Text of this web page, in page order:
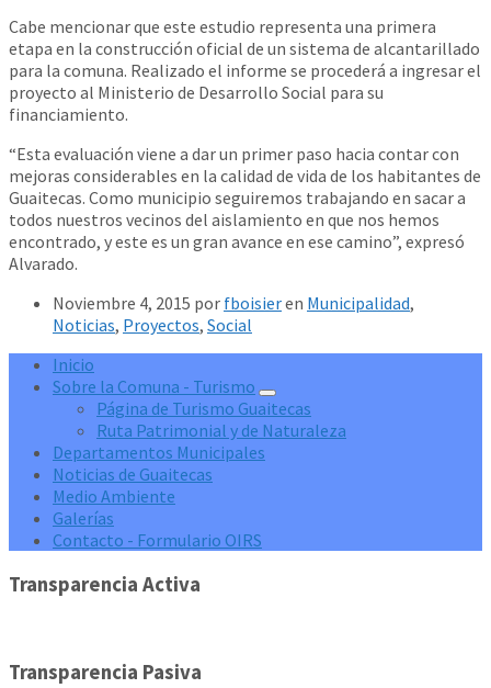
Cabe mencionar que este estudio representa una primera
etapa en la construcción oficial de un sistema de alcantarillado
para la comuna. Realizado el informe se procederá a ingresar el
proyecto al Ministerio de Desarrollo Social para su
financiamiento.
“Esta evaluación viene a dar un primer paso hacia contar con
mejoras considerables en la calidad de vida de los habitantes de
Guaitecas. Como municipio seguiremos trabajando en sacar a
todos nuestros vecinos del aislamiento en que nos hemos
encontrado, y este es un gran avance en ese camino”, expresó
Alvarado.
Noviembre 4, 2015 por fboisieren Municipalidad,
Noticias, Proyectos, Social
Inicio
Sobre la Comuna - Turismo
Página de Turismo Guaitecas
Ruta Patrimonial y de Naturaleza
Departamentos Municipales
Noticias de Guaitecas
Medio Ambiente
Galerías
Contacto - Formulario OIRS
Transparencia Activa
Transparencia Pasiva